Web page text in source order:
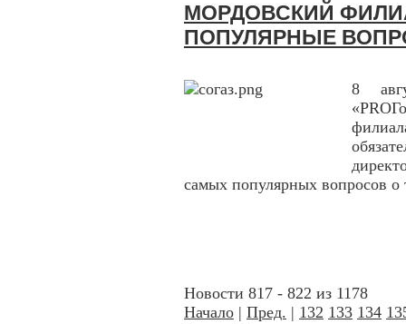
МОРДОВСКИЙ
ПОПУЛЯРНЫЕ
8
самых популярных вопросов
Новости 817 - 822 из 1178
Начало | Пред. | 132 133 134